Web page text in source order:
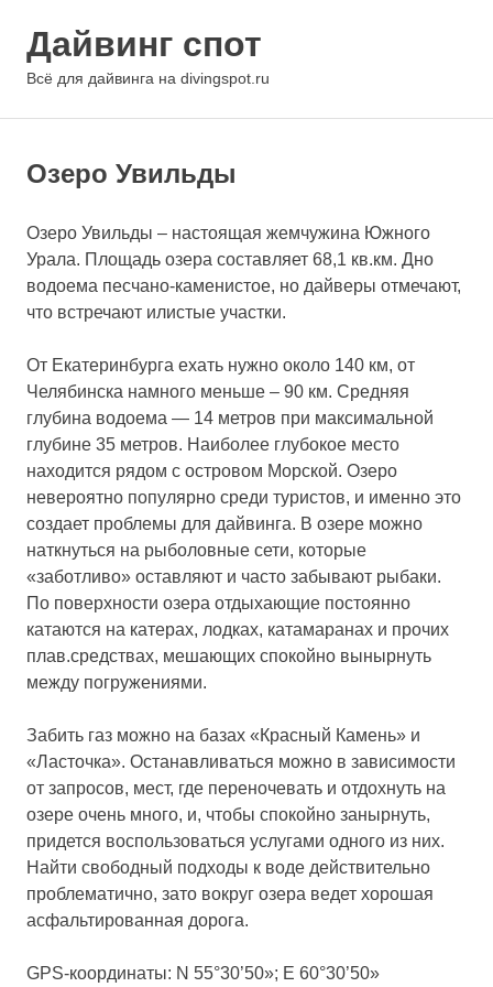
содержимому
Дайвинг спот
Всё для дайвинга на divingspot.ru
Озеро Увильды
Озеро Увильды – настоящая жемчужина Южного
Урала. Площадь озера составляет 68,1 кв.км. Дно
водоема песчано-каменистое, но дайверы отмечают,
что встречают илистые участки.
От Екатеринбурга ехать нужно около 140 км, от
Челябинска намного меньше – 90 км. Средняя
глубина водоема — 14 метров при максимальной
глубине 35 метров. Наиболее глубокое место
находится рядом с островом Морской. Озеро
невероятно популярно среди туристов, и именно это
создает проблемы для дайвинга. В озере можно
наткнуться на рыболовные сети, которые
«заботливо» оставляют и часто забывают рыбаки.
По поверхности озера отдыхающие постоянно
катаются на катерах, лодках, катамаранах и прочих
плав.средствах, мешающих спокойно вынырнуть
между погружениями.
Забить газ можно на базах «Красный Камень» и
«Ласточка». Останавливаться можно в зависимости
от запросов, мест, где переночевать и отдохнуть на
озере очень много, и, чтобы спокойно занырнуть,
придется воспользоваться услугами одного из них.
Найти свободный подходы к воде действительно
проблематично, зато вокруг озера ведет хорошая
асфальтированная дорога.
GPS-координаты: N 55°30’50»; E 60°30’50»